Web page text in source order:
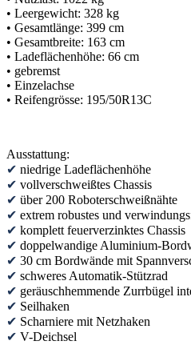
• Leergewicht: 328 kg
• Gesamtlänge: 399 cm
• Gesamtbreite: 163 cm
• Ladeflächenhöhe: 66 cm
• gebremst
• Einzelachse
• Reifengrösse: 195/50R13C
Ausstattung:
✔ niedrige Ladeflächenhöhe
✔ vollverschweißtes Chassis
✔ über 200 Roboterschweißnähte
✔ extrem robustes und
✔ komplett feuerverzinktes Chassis
✔ doppelwandige Aluminium-
✔ 30 cm Bordwände mit
✔ schweres Automatik-Stützrad
✔ geräuschhemmende Zurrbügel
✔ Seilhaken
✔ Scharniere mit Netzhaken
✔ V-Deichsel